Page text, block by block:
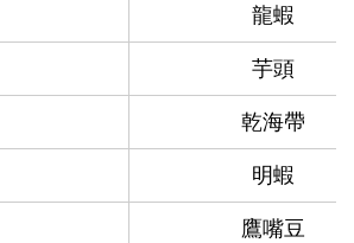
龍蝦
芋頭
乾海帶
明蝦
鷹嘴豆